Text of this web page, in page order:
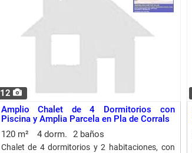
12
Amplio Chalet de 4 Dormitorios con
Piscina y Amplia Parcela en Pla de Corrals
120 m²
4 dorm. 2 baños
Chalet de 4 dormitorios y 2 habitaciones, con